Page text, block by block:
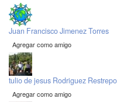
Juan Francisco Jimenez Torres
Agregar como amigo
tulio de jesus Rodriguez Restrepo
Agregar como amigo